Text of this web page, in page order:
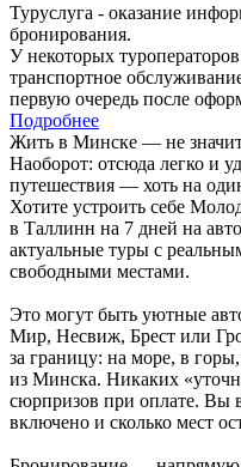
Туруслуга - оказание
бронирования.
У некоторых
транспортное
первую очередь после
Подробнее
Жить в Минске — не
Наоборот: отсюда легко и
путешествия — хоть на
Хотите устроить себе
в Таллинн на 7 дней на
актуальные туры с
свободными местами.
Это могут быть уютные
Мир, Несвиж, Брест или
за границу: на море, в
из Минска. Никаких
сюрпризов при оплате. Вы
включено и сколько мест